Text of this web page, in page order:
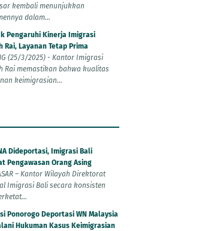
kembali menunjukkan
dalam...
Pengaruhi Kinerja Imigrasi
Rai, Layanan Tetap Prima
(25/3/2025) - Kantor Imigrasi
Rai memastikan bahwa kualitas
keimigrasian...
Dideportasi, Imigrasi Bali
Pengawasan Orang Asing
– Kantor Wilayah Direktorat
Imigrasi Bali secara konsisten
Ponorogo Deportasi WN Malaysia
Hukuman Kasus Keimigrasian